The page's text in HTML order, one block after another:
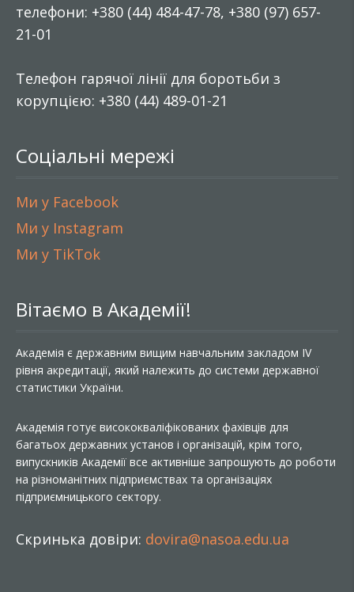
телефони: +380 (44) 484-47-78, +380 (97) 657-
21-01
Телефон гарячої лінії для боротьби з
корупцією: +380 (44) 489-01-21
Соціальні мережі
Ми у Facebook
Ми у Instagram
Ми у TikTok
Вітаємо в Академії!
Академія є державним вищим навчальним закладом IV
рівня акредитації, який належить до системи державної
статистики України.
Академія готує висококваліфікованих фахівців для
багатьох державних установ і організацій, крім того,
випускників Академії все активніше запрошують до роботи
на різноманітних підприємствах та організаціях
підприємницького сектору.
Скринька довіри: dovira@nasoa.edu.ua